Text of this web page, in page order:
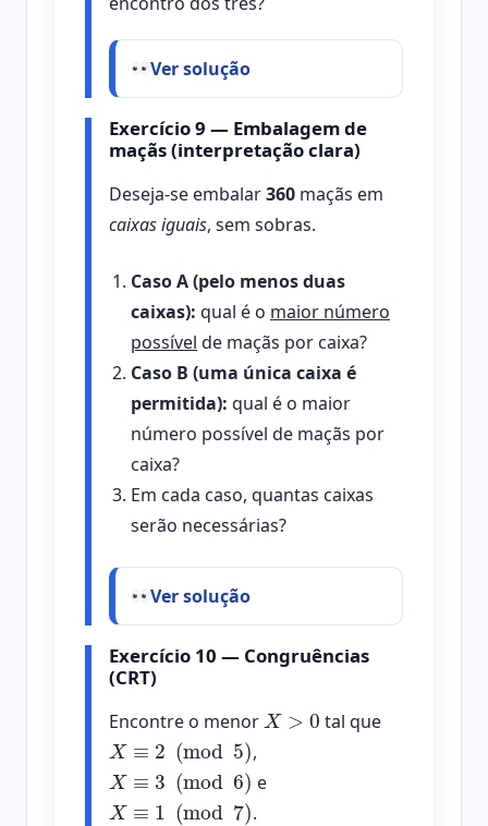
Ver solução
Exercício 9 — Embalagem de
maçãs (interpretação clara)
Deseja-se embalar360 maçãs em
caixas iguais, sem sobras.
Caso A (pelo menos duas
caixas): qual é o maior número
possível de maçãs por caixa?
Caso B (uma única caixa é
permitida): qual é o maior
número possível de maçãs por
caixa?
Em cada caso, quantas caixas
serão necessárias?
Ver solução
Exercício 10 — Congruências
(CRT)
Encontre o menor tal que
X≡2(mod5)
,
X≡ 3( mod6)
e
X≡ 1( mod7)
.